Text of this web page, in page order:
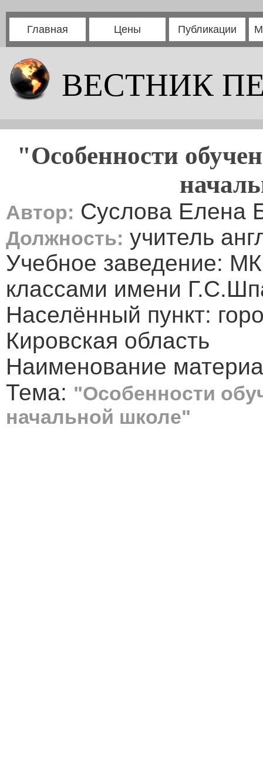
Главная Цены Публикации
ВЕСТНИК
"Особенности
Автор: Суслова Елена
Должность: учитель
Учебное заведение:
классами имени
Населённый пункт:
Кировская область
Наименование
Тема: "Особенности
начальной школе"